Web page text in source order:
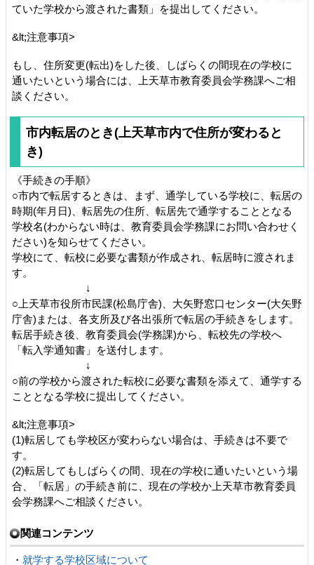
ていた学校から渡された書類」を提出してください。
&lt;注意事項>
もし、住所変更(転出)をした後、しばらくの間現在の学校に
通いたいという場合には、上天草市教育委員会学務課へご相
談ください。
市内転居のとき(上天草市内で住所が変わると
き)
《手続きの手順》
○市内で転居するときは、まず、通学している学校に、転居の
時期(年月日)、転居先の住所、転居先で通学することとなる
学校名(わからない時は、教育委員会学務課にお問い合わせく
ださい)を知らせてください。
学校にて、転校に必要な書類が作成され、転居時に渡されま
す。
↓
○上天草市役所市民課(松島庁舎)、大矢野窓口センター(大矢野
庁舎)または、各支所及び各出張所で転居の手続きをします。
転居手続き後、教育委員会(学務課)から、転校先の学校へ
「転入学通知書」を送付します。
↓
○前の学校から渡された転校に必要な書類を添えて、通学する
こととなる学校に提出してください。
&lt;注意事項>
(1)転居しても学校区が変わらない場合は、手続きは不要で
す。
(2)転居してもしばらくの間、現在の学校に通いたいという場
合、「転居」の手続き前に、現在の学校か上天草市教育委員
会学務課へご相談ください。
関連コンテンツ
・ 就学する学校区域について